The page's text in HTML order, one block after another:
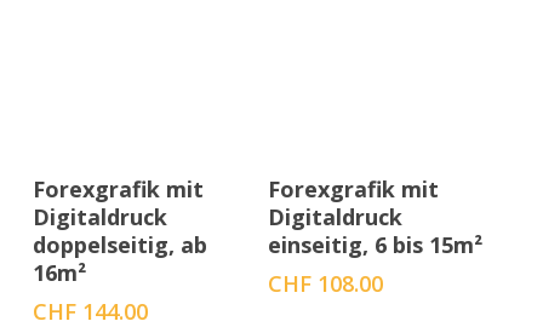
Menge auswählen
Forexgrafik mit
Digitaldruck
doppelseitig, ab
16m²
CHF144.00
Menge auswählen
Forexgrafik mit
Digitaldruck
einseitig, 6 bis 15m²
CHF 108.00